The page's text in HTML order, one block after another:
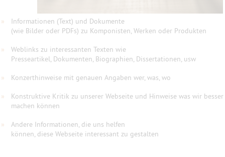
»
Informationen (Text) und Dokumente
(wie Bilder oder PDFs) zu Komponisten, Werken oder Produkten
»
Weblinks zu interessanten Texten wie
Presseartikel, Dokumenten, Biographien, Dissertationen, usw
» Konzerthinweise mit genauen Angaben wer, was, wo
»
Konstruktive Kritik zu unserer Webseite und Hinweise was wir besser
machen können
»
Andere Informationen, die uns helfen
können, diese Webseite interessant zu gestalten